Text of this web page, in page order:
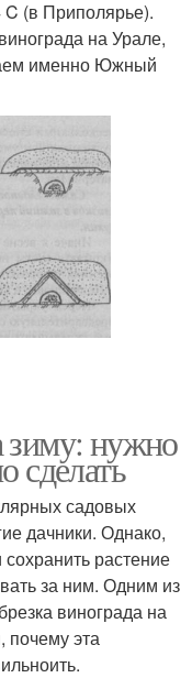
(в Приполярье).
на Урале,
именно Южный
зиму: нужно
сделать
садовых
дачники. Однако,
растение
за ним. Одним из
винограда на
почему эта